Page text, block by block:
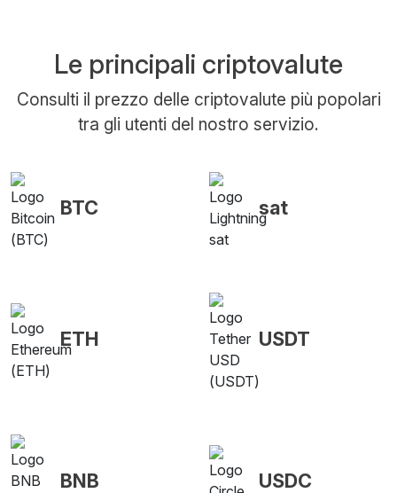
Le principali criptovalute
Consulti il prezzo delle criptovalute più popolari
tra gli utenti del nostro servizio.
BTC sat
ETH USDT
BNB USDC